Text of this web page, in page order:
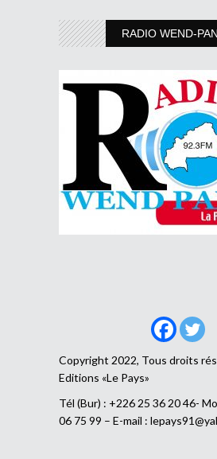
RADIO WEND-
Copyright 2022, Tous droits
Editions «Le Pays»
Tél (Bur) : +226 25 36 20 46-
06 75 99 – E-mail :